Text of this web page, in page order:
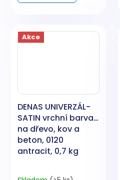
Akce
DENAS UNIVERZÁL-
SATIN vrchní barva
na dřevo, kov a
beton, 0120
antracit, 0,7 kg